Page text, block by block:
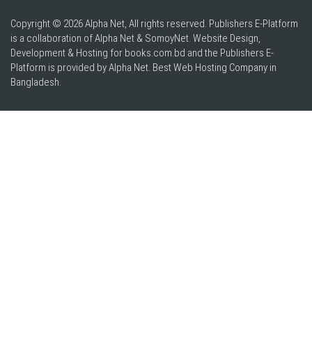
Copyright © 2026 Alpha Net, All rights reserved. Publishers E-Platform
is a collaboration of Alpha Net & SomoyNet. Website Design,
Development & Hosting for books.com.bd and the Publishers E-
Platform is provided by Alpha Net. BestWeb Hosting Company in
Bangladesh.